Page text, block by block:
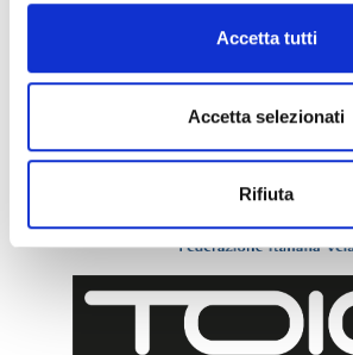
Accetta tutti
Accetta selezionati
Rifiuta